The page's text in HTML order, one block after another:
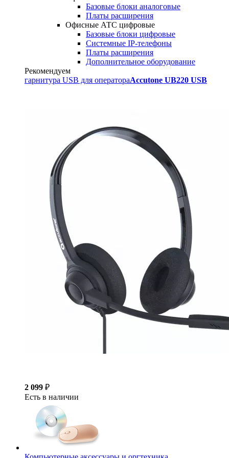
Базовые блоки аналоговые
Платы расширения
Офисные АТС цифровые
Базовые блоки цифровые
Системные IP-телефоны
Платы расширения
Дополнительное оборудование
Рекомендуем
гарнитура USB для оператораAccutone UB220 USB
2 099 ₽
Есть в наличии